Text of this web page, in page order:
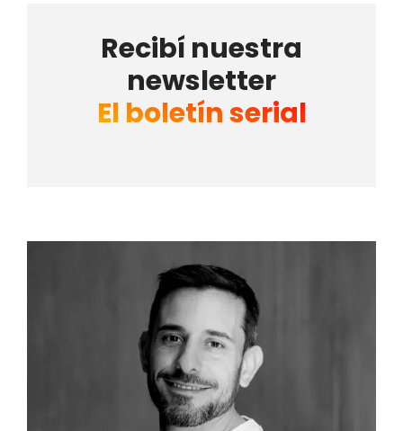
Recibí nuestra
newsletter
El boletín serial